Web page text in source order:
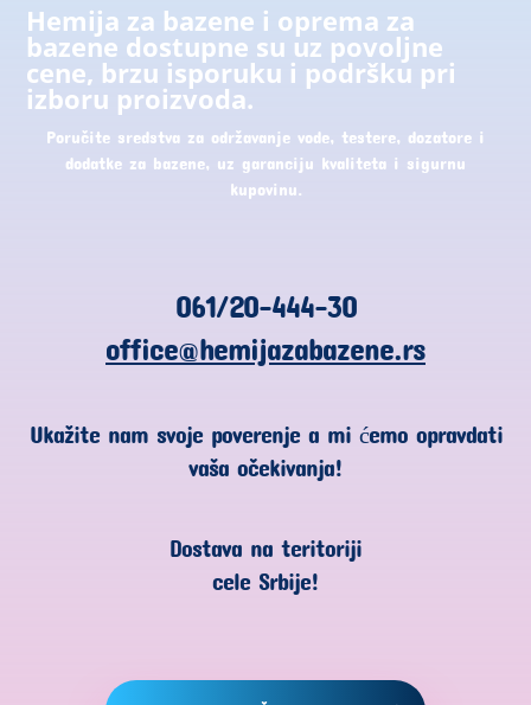
Hemija za bazene i oprema za
bazene dostupne su uz povoljne
cene, brzu isporuku i podršku pri
izboru proizvoda.
Poručite sredstva za održavanje vode, testere, dozatore i
dodatke za bazene, uz garanciju kvaliteta i sigurnu
kupovinu.
061/20-444-30
office@hemijazabazene.rs
Ukažite nam svoje poverenje a mi ćemo opravdati
vaša očekivanja!
Dostava na teritoriji
cele Srbije!